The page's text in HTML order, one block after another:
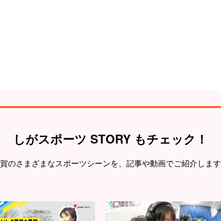
しがスポーツ STORY もチェック！
のさまざまなスポーツシーンを、 記事や動画でご紹介しま